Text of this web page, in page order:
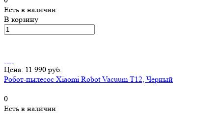
Есть в наличии
В корзину
Цена: 11 990 руб.
Робот-пылесос Xiaomi Robot Vacuum T12, Черный
0
Есть в наличии